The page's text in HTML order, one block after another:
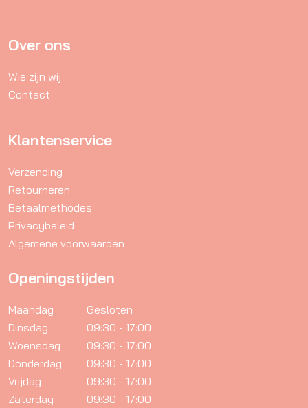
Over ons
Wie zijn wij
Contact
Klantenservice
Verzending
Retourneren
Betaalmethodes
Privacybeleid
Algemene voorwaarden
Openingstijden
Maandag
Gesloten
Dinsdag
09:30 - 17:00
Woensdag
09:30 - 17:00
Donderdag
09:30 - 17:00
Vrijdag
09:30 - 17:00
Zaterdag
09:30 - 17:00